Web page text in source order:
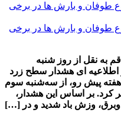
به نقل از روز شنبه
اطلاعیه ای هشدار سطح زرد
پیش رو، از سه‌شنبه سوم
را منتشر کرد. بر اساس این هشدار،
وزش باد شدید و در […]